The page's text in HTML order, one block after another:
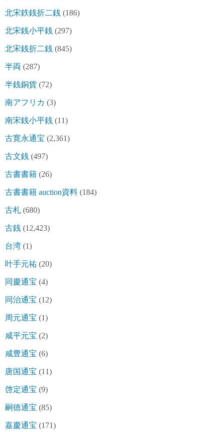
北宋鉄銭折二銭 (186)
北宋銭小平銭 (297)
北宋銭折二銭 (845)
半両 (287)
半銭銅貨 (72)
南アフリカ (3)
南宋銭小平銭 (11)
古寛永通宝 (2,361)
古文銭 (497)
古書書籍 (26)
古書書籍 auction資料 (184)
古札 (680)
古銭 (12,423)
台湾 (1)
叶手元祐 (20)
同慶通宝 (4)
同治通宝 (12)
周元通宝 (1)
咸平元宝 (2)
咸豊通宝 (6)
唐国通宝 (11)
啓定通宝 (9)
嗣徳通宝 (85)
嘉慶通宝 (171)